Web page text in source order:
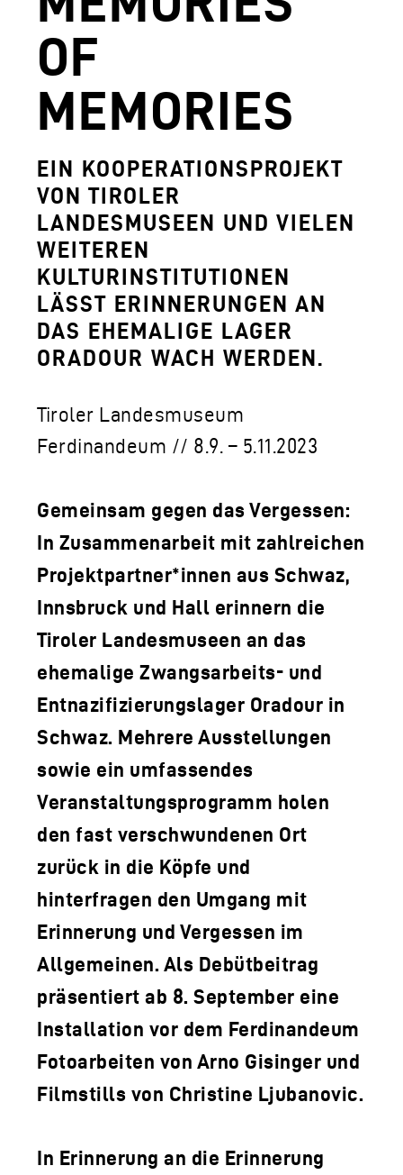
DOWNLOADS
FERDINANDEUM
HOFKIRCHE
DAS TIROL PANORAMA MIT
ZEUGHAUS
AGUNTUM MUSEUM -
SAMMLUNGS- UND
GESCHÄFTSFÜHRUNG
LOGO DER TLM
KONTAKT
OF
MEMORIES
EIN KOOPERATIONSPROJEKT
VON TIROLER
LANDESMUSEEN UND VIELEN
WEITEREN
KULTURINSTITUTIONEN
LÄSST ERINNERUNGEN AN
DAS EHEMALIGE LAGER
ORADOUR WACH WERDEN.
Tiroler Landesmuseum
Ferdinandeum // 8.9. – 5.11.2023
Gemeinsam gegen das Vergessen:
In Zusammenarbeit mit zahlreichen
Projektpartner*innen aus Schwaz,
Innsbruck und Hall erinnern die
Tiroler Landesmuseen an das
ehemalige Zwangsarbeits- und
Entnazifizierungslager Oradour in
Schwaz. Mehrere Ausstellungen
sowie ein umfassendes
Veranstaltungsprogramm holen
den fast verschwundenen Ort
zurück in die Köpfe und
hinterfragen den Umgang mit
Erinnerung und Vergessen im
Allgemeinen. Als Debütbeitrag
präsentiert ab 8. September eine
Installation vor dem Ferdinandeum
Fotoarbeiten von Arno Gisinger und
Filmstills von Christine Ljubanovic.
In Erinnerung an die Erinnerung